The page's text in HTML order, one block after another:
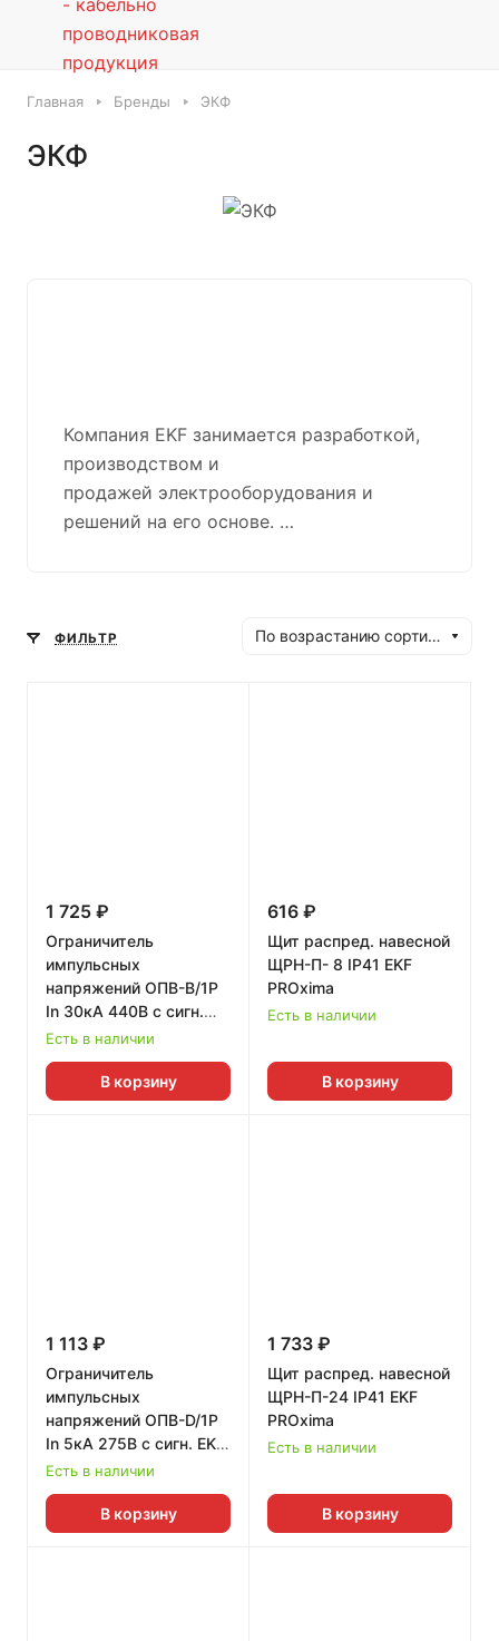
Главная Бренды ЭКФ
ЭКФ
Компания EKF занимается разработкой,
производством и
продажей электрооборудования и
решений на его основе.
продукция, оборудование среднего
Основные товарные направления:
низковольтная электротехническая
продукция, оборудование среднего
напряжения, корпуса электрощитов,
изделия для электромонтажа и
электроустановки, средства измерения,
Партнерская сеть компании насчитывает
более 200 авторизованных
дистрибьюторов и 6 000 субдилеров
в России и СНГ. Продукция EKF
продается в 15 странах мира.
Приоритетное направление работы
компании – разработка комплексных
ФИЛЬТР По возрастанию сортировки
1 725 ₽
Ограничитель
импульсных
напряжений ОПВ-B/1P
In 30кА 440В с сигн.
EKF PROxima
Есть в наличии
В корзину
616 ₽
Щит распред. навесной
ЩРН-П- 8 IP41 EKF
PROxima
Есть в наличии
В корзину
1 113 ₽
Ограничитель
импульсных
напряжений ОПВ-D/1P
In 5кА 275В с сигн. EKF
PROxima
Есть в наличии
В корзину
1 733 ₽
Щит распред. навесной
ЩРН-П-24 IP41 EKF
PROxima
Есть в наличии
В корзину